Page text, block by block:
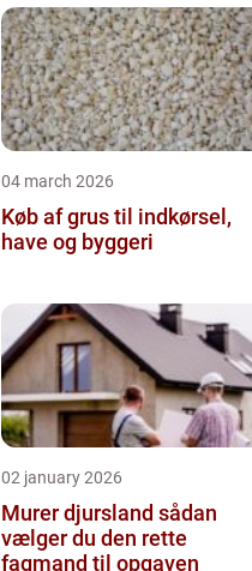
04 march 2026
Køb af grus til indkørsel,
have og byggeri
02 january 2026
Murer djursland sådan
vælger du den rette
fagmand til opgaven